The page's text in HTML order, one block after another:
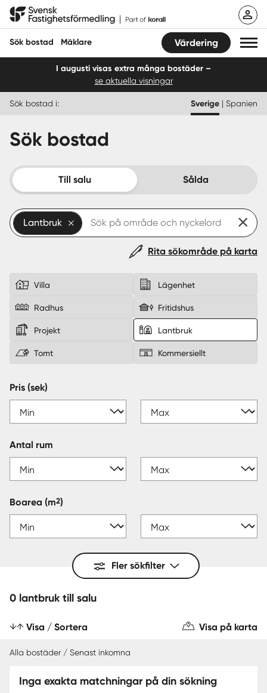
Hoppa
Svensk Fastighetsförmedling
Sök bostad Mäklare Värdering
Sälja
Köpa
Start
I augusti visas extra många bostäder –
se aktuella visningar
Sök bostad i: Sverige | Spanien
Sök bostad
Till salu Sålda
Lantbruk
Rita sökområde på karta
Villa Lägenhet
Radhus Fritidshus
Projekt Lantbruk
Tomt Kommersiellt
Pris (sek)
Antal rum
Boarea (m2)
Fler sökfilter
0 lantbruk till salu
Visa / Sortera Visa på karta
Alla bostäder / Senast inkomna
Inga exakta matchningar på din sökning